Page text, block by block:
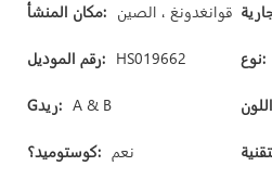
مكان المنشأ: قوانغدونغ ، الصين
رقم الموديل: HS019662 نوع:
Gريد: A & B
كوستوميد؟: نعم